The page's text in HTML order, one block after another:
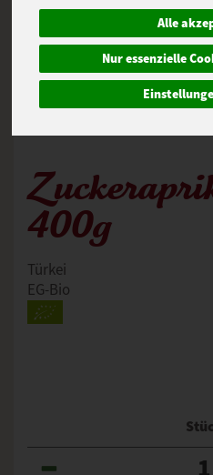
Alle
Nur essenzielle
400g
Türkei
EG-Bio